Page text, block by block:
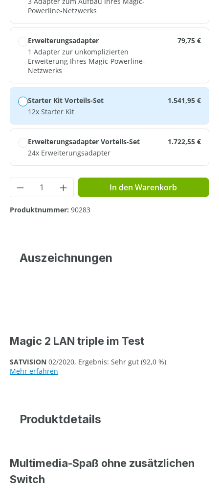
Powerline-Netzwerks
Erweiterungsadapter
1 Adapter zur unkomplizierten
Erweiterung Ihres Magic-Powerline-
Netzwerks
79,75 €
Starter Kit Vorteils-Set
12x Starter Kit
1.541,95 €
Erweiterungsadapter Vorteils-Set
24x Erweiterungsadapter
1.722,55 €
Produkt Anzahl: Gib den gewünschten
In den Warenkorb
Produktnummer: 90283
Auszeichnungen
Magic 2 LAN triple im Test
SATVISION 02/2020, Ergebnis: Sehr gut (92,0 %)
Mehr erfahren
Produktdetails
Multimedia-Spaß ohne zusätzlichen
Switch